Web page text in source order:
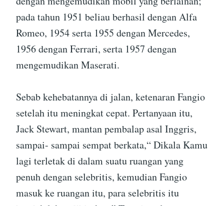
pada tahun 1951 beliau berhasil dengan Alfa
Romeo, 1954 serta 1955 dengan Mercedes,
1956 dengan Ferrari, serta 1957 dengan
mengemudikan Maserati.
Sebab kehebatannya di jalan, ketenaran Fangio
setelah itu meningkat cepat. Pertanyaan itu,
Jack Stewart, mantan pembalap asal Inggris,
sampai- sampai sempat berkata,“ Dikala Kamu
lagi terletak di dalam suatu ruangan yang
penuh dengan selebritis, kemudian Fangio
masuk ke ruangan itu, para selebritis itu